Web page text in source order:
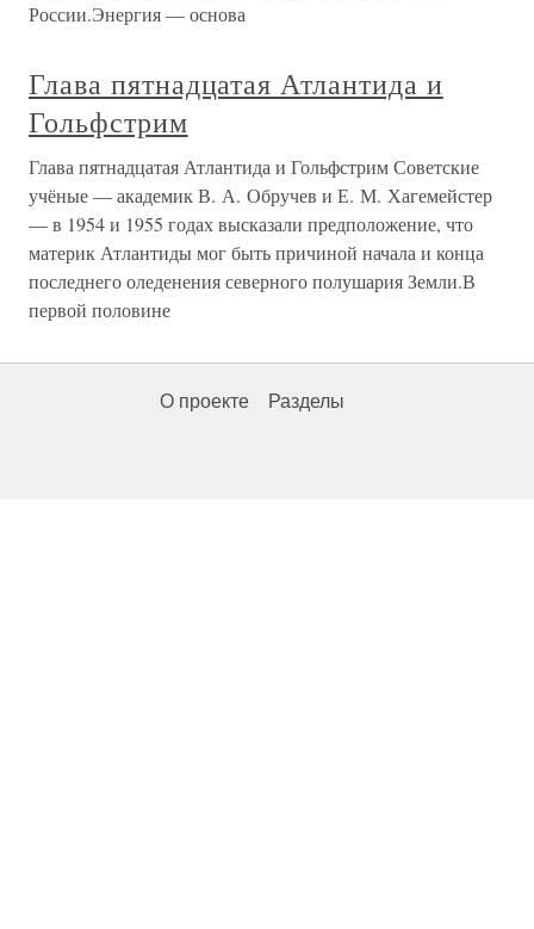
России.Энергия — основа
Глава пятнадцатая Атлантида и
Гольфстрим
Глава пятнадцатая Атлантида и Гольфстрим Советские
учёные — академик В. А. Обручев и Е. М. Хагемейстер
— в 1954 и 1955 годах высказали предположение, что
материк Атлантиды мог быть причиной начала и конца
последнего оледенения северного полушария Земли.В
первой половине
О проекте Разделы